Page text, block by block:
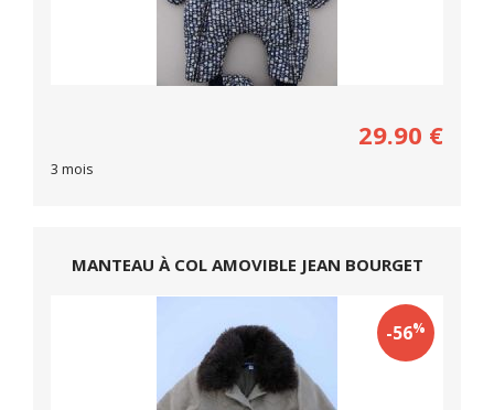
29.90 €
3 mois
MANTEAU À COL AMOVIBLE JEAN BOURGET
-56%